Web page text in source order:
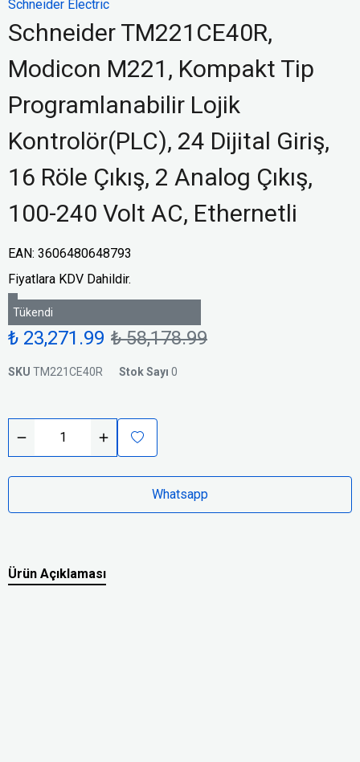
Schneider Electric
Schneider TM221CE40R,
Modicon M221, Kompakt Tip
Programlanabilir Lojik
Kontrolör(PLC), 24 Dijital Giriş,
16 Röle Çıkış, 2 Analog Çıkış,
100-240 Volt AC, Ethernetli
EAN: 3606480648793
Fiyatlara KDV Dahildir.
Tükendi
₺ 23,271.99 ₺ 58,178.99
SKU TM221CE40R Stok Sayı 0
Whatsapp
Ürün Açıklaması